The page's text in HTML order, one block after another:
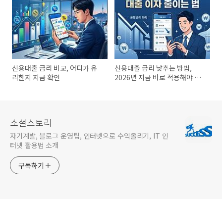
신용대출 금리 비교, 어디가 유
리한지 지금 확인
신용대출 금리 낮추는 방법,
2026년 지금 바로 적용해야 하
소셜스토리
자기계발, 블로그 운영팁, 인터넷으로 수익올리기, IT 인
터넷 활용법 소개
구독하기